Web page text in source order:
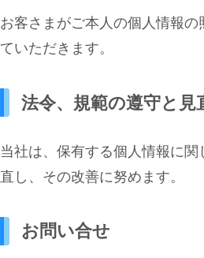
お客さまがご本人の個人情報
ていただきます。
法令、規範の遵守と見
当社は、保有する個人情報に
直し、その改善に努めます。
お問い合せ